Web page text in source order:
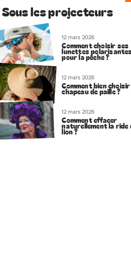
Sous les projecteurs
12 mars 2026
Comment choisir ses
lunettes
pour la pêche ?
12 mars 2026
Comment bien
chapeau de paille ?
12 mars 2026
Comment effacer
naturellement la ride
lion ?